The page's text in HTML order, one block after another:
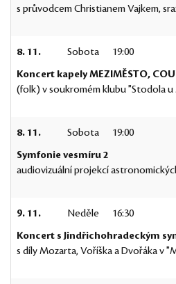
s průvodcem Christianem Vajkem,
8. 11. Sobota
19:00
Koncert kapely MEZIMĚSTO,
(folk) v soukromém klubu "Stodola u
8. 11. Sobota
19:00
Symfonie vesmíru 2
audiovizuální projekcí
9. 11. Neděle
16:30
Koncert s Jindřichohradeckým
s díly Mozarta, Voříška a Dvořáka v